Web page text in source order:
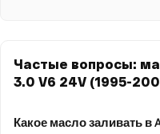
Частые вопросы:
3.0 V6 24V (1995-
Какое масло заливать в